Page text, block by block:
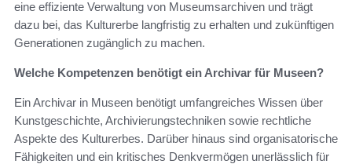
eine effiziente Verwaltung von Museumsarchiven und trägt
dazu bei, das Kulturerbe langfristig zu erhalten und zukünftigen
Generationen zugänglich zu machen.
Welche Kompetenzen benötigt ein Archivar für Museen?
Ein Archivar in Museen benötigt umfangreiches Wissen über
Kunstgeschichte, Archivierungstechniken sowie rechtliche
Aspekte des Kulturerbes. Darüber hinaus sind organisatorische
Fähigkeiten und ein kritisches Denkvermögen unerlässlich für